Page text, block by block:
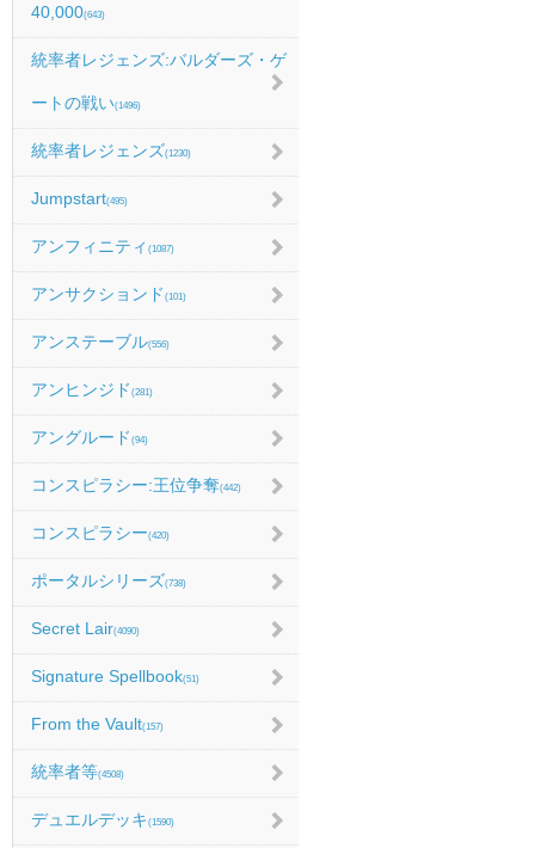
40,000(643)
統率者レジェンズ:バルダーズ・ゲ
ートの戦い(1496)
統率者レジェンズ(1230)
Jumpstart(495)
アンフィニティ (1087)
アンサクションド (101)
アンステーブル(556)
アンヒンジド (281)
アングルード (94)
コンスピラシー:王位争奪(442)
コンスピラシー(420)
ポータルシリーズ(738)
Secret Lair(4090)
Signature Spellbook(51)
From the Vault(157)
統率者等(4508)
デュエルデッキ(1590)